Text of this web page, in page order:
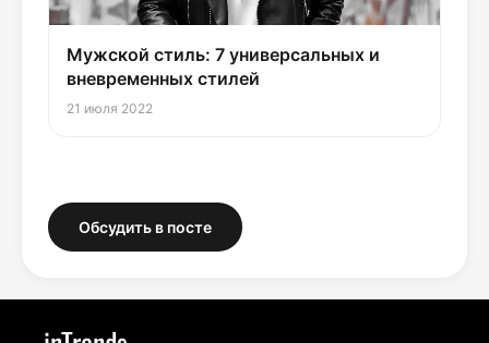
Мужской стиль: 7 универсальных и
вневременных стилей
21 июля 2022
Обсудить в посте